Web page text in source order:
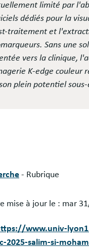
limité par
dédiés pour la
traitement et
Sans une
vers la clinique,
K-edge couleur
plein potentiel
- Rubrique
mise à jour le : mar
www.univ-
2025-salim-si-